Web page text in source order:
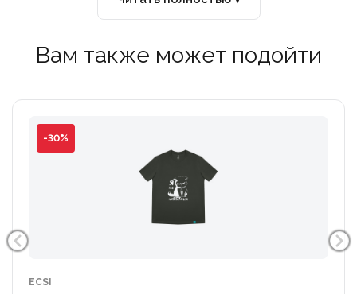
Вам также может подойти
-30%
ECSI